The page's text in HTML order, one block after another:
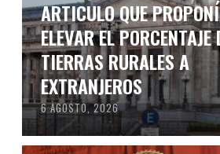
ARTICULO QUE
ELEVAR EL PORCENTAJE
TIERRAS RURALES A
EXTRANJEROS
6 AGOSTO, 2026